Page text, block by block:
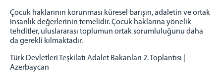
İLETİŞİM
Çocuk haklarının korunması küresel barışın, adaletin ve ortak
insanlık değerlerinin temelidir. Çocuk haklarına yönelik
tehditler, uluslararası toplumun ortak sorumluluğunu daha
da gerekli kılmaktadır.
Türk Devletleri Teşkilatı Adalet Bakanları 2. Toplantısı |
Azerbaycan